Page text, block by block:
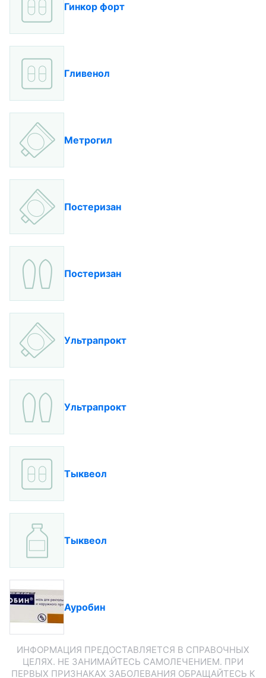
Гинкор форт
Гливенол
Метрогил
Постеризан
Постеризан
Ультрапрокт
Ультрапрокт
Тыквеол
Тыквеол
Ауробин
ИНФОРМАЦИЯ ПРЕДОСТАВЛЯЕТСЯ В СПРАВОЧНЫХ
ЦЕЛЯХ. НЕ ЗАНИМАЙТЕСЬ САМОЛЕЧЕНИЕМ. ПРИ
ПЕРВЫХ ПРИЗНАКАХ ЗАБОЛЕВАНИЯ ОБРАЩАЙТЕСЬ К